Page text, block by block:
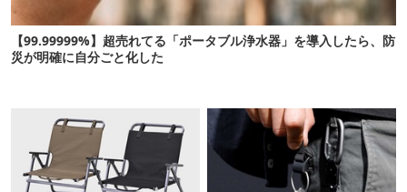
【99.99999%】超売れてる「ポータブル浄水器」を導入したら、防
災が明確に自分ごと化した